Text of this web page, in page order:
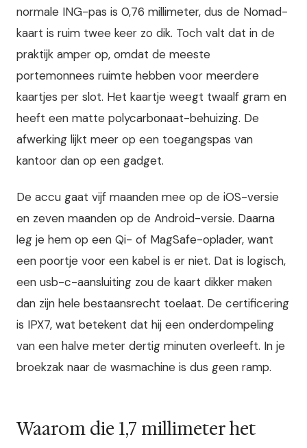
normale ING-pas is 0,76 millimeter, dus de Nomad-
kaart is ruim twee keer zo dik. Toch valt dat in de
praktijk amper op, omdat de meeste
portemonnees ruimte hebben voor meerdere
kaartjes per slot. Het kaartje weegt twaalf gram en
heeft een matte polycarbonaat-behuizing. De
afwerking lijkt meer op een toegangspas van
kantoor dan op een gadget.
De accu gaat vijf maanden mee op de iOS-versie
en zeven maanden op de Android-versie. Daarna
leg je hem op een Qi- of MagSafe-oplader, want
een poortje voor een kabel is er niet. Dat is logisch,
een usb-c-aansluiting zou de kaart dikker maken
dan zijn hele bestaansrecht toelaat. De certificering
is IPX7, wat betekent dat hij een onderdompeling
van een halve meter dertig minuten overleeft. In je
broekzak naar de wasmachine is dus geen ramp.
Waarom die 1,7 millimeter het